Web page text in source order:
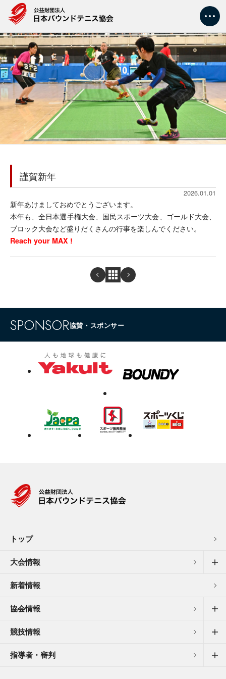
トップ
大会情報
協会情報
競技情報
指導者・審判
謹賀新年
2026.01.01
新年あけましておめでとうございます。
本年も、全日本選手権大会、国民スポーツ大会、ゴールド大会、
ブロック大会など盛りだくさんの行事を楽しんでください。
Reach your MAX !
SPONSOR協賛・スポンサー
トップ
大会情報
新着情報
協会情報
競技情報
指導者・審判